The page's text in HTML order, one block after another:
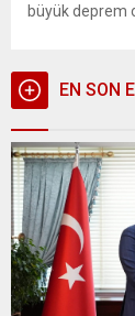
büyük deprem
uzmanlardan
Prof. Dr.EN SON